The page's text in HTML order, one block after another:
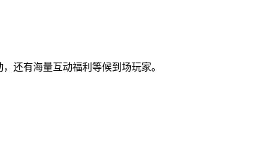
还有海量互动福利等候到场玩家。